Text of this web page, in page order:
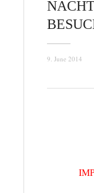
9. June 2014